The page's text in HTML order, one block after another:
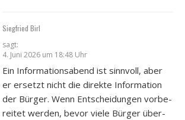
Siegfried Birl
sagt:
4. Juni 2026 um 18:48 Uhr
Ein Infor­ma­ti­ons­abend ist sinn­voll, aber
er ersetzt nicht die direk­te Infor­ma­ti­on
der Bür­ger. Wenn Ent­schei­dun­gen vor­be­
rei­tet wer­den, bevor vie­le Bür­ger über­